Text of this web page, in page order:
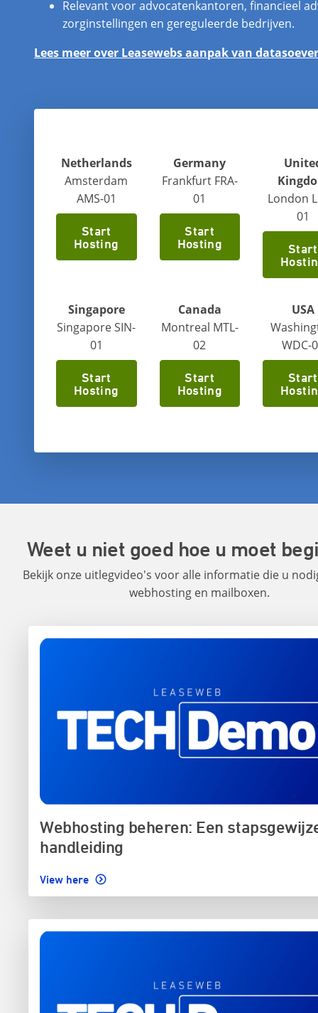
Relevant voor advocatenkantoren, financieel
zorginstellingen en gereguleerde bedrijven.
Lees meer over Leasewebs aanpak van
Netherlands
Amsterdam
AMS-01
Start
Hosting
Germany
Frankfurt FRA-
01
Start
Hosting
London
01
Start
Singapore
Singapore SIN-
01
Start
Hosting
Canada
Montreal MTL-
02
Start
Hosting
USA
WDC-
Start
Weet u niet goed hoe u moet
Bekijk onze uitlegvideo's voor alle informatie die u
webhosting en mailboxen.
Webhosting beheren: Een
handleiding
View here